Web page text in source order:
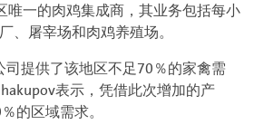
唯一的肉鸡集成商，其业务包括每小
、屠宰场和肉鸡养殖场。
提供了该地区不足70％的家禽需
表示，凭借此次增加的产
的区域需求。